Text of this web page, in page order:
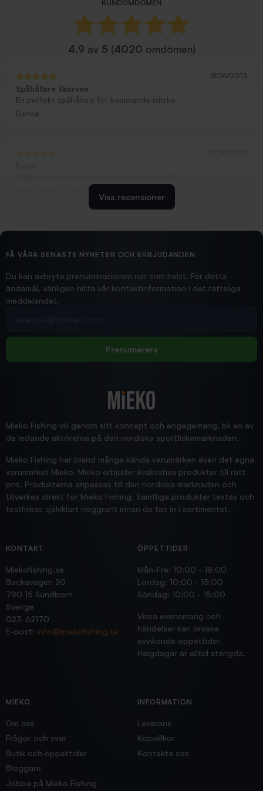
KUNDOMDÖMEN
4.9 av 5 (4020 omdömen)
2026/03/13
Spåhållare Skarven
En perfekt spåhållare för kommande isfiske.
Danne
2026/02/19
Hittade exakt vad jag behövde. Snabb och bra...
Jensa
Visa recensioner
FÅ VÅRA SENASTE NYHETER OCH ERBJUDANDEN
Du kan avbryta prenumerationen när som helst. För detta
ändamål, vänligen hitta vår kontaktinformation i det rättsliga
meddelandet.
Prenumerera
Mieko Fishing vill genom sitt koncept och engagemang, bli en av
de ledande aktörerna på den nordiska sportfiskemarknaden.
Mieko Fishing har bland många kända varumärken även det egna
varumärket Mieko. Mieko erbjuder kvalitativa produkter till rätt
pris. Produkterna anpassas till den nordiska marknaden och
tillverkas direkt för Mieko Fishing. Samtliga produkter testas och
testfiskas självklart noggrant innan de tas in i sortimentet.
KONTAKT
Miekofishing.se
Backavägen 20
790 15 Sundborn
Sverige
023-62170
E-post: info@miekofishing.se
ÖPPETTIDER
Mån-Fre: 10:00 - 18:00
Lördag: 10:00 - 15:00
Söndag: 10:00 - 15:00
Vissa evenemang och
händelser kan orsaka
avvikande öppettider.
Helgdagar är alltid stängda.
MIEKO
Om oss
Frågor och svar
Butik och öppettider
Bloggare
Jobba på Mieko Fishing
INFORMATION
Leverans
Köpvillkor
Kontakta oss